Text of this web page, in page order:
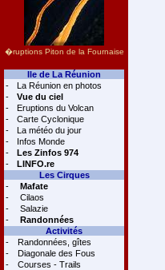
�ruptions Piton de la Fournaise
Ile de La Réunion
-
La Réunion en photos
-
Vue du ciel
-
Eruptions du Volcan
-
Carte Cyclonique
-
La météo du jour
-
Infos Monde
-
Les Zinfos 974
-
LINFO.re
Les Cirques
-
Mafate
-
Cilaos
-
Salazie
-
Randonnées
Activités
-
Randonnées, gîtes
-
Diagonale des Fous
-
Courses - Trails